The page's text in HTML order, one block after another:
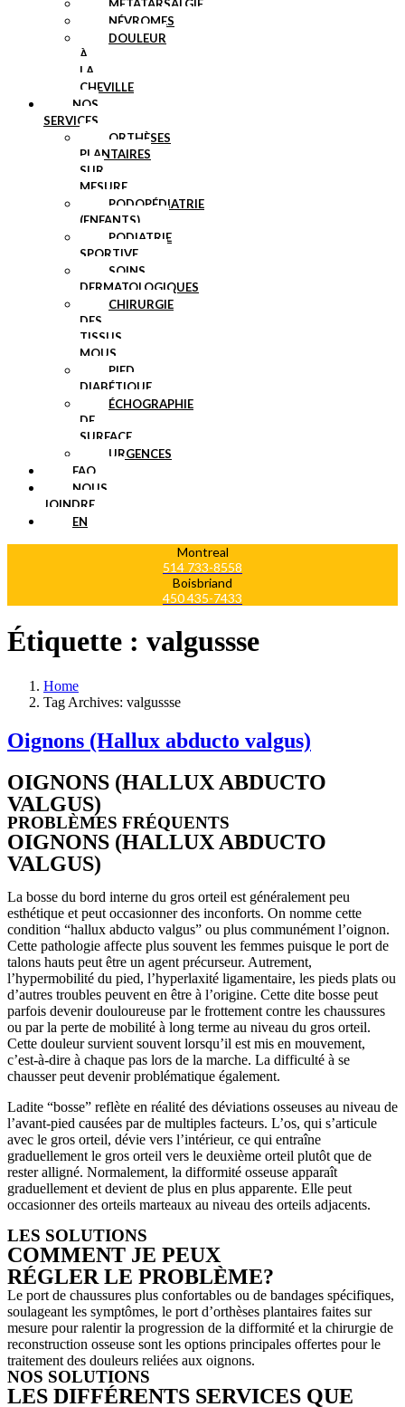
MÉTATARSALGIE
NÉVROMES
DOULEUR
À
LA
CHEVILLE
NOS
SERVICES
ORTHÈSES
PLANTAIRES
SUR
MESURE
PODOPÉDIATRIE
(ENFANTS)
PODIATRIE
SPORTIVE
SOINS
DERMATOLOGIQUES
CHIRURGIE
DES
TISSUS
MOUS
PIED
DIABÉTIQUE
ÉCHOGRAPHIE
DE
SURFACE
URGENCES
FAQ
NOUS
JOINDRE
EN
Montreal
514 733-8558
Boisbriand
450 435-7433
Étiquette : valgussse
Home
Tag Archives: valgussse
Oignons (Hallux abducto valgus)
OIGNONS (HALLUX ABDUCTO
VALGUS)
PROBLÈMES FRÉQUENTS
OIGNONS (HALLUX ABDUCTO
VALGUS)
La bosse du bord interne du gros orteil est généralement peu
esthétique et peut occasionner des inconforts. On nomme cette
condition “hallux abducto valgus” ou plus communément l’oignon.
Cette pathologie affecte plus souvent les femmes puisque le port de
talons hauts peut être un agent précurseur. Autrement,
l’hypermobilité du pied, l’hyperlaxité ligamentaire, les pieds plats ou
d’autres troubles peuvent en être à l’origine. Cette dite bosse peut
parfois devenir douloureuse par le frottement contre les chaussures
ou par la perte de mobilité à long terme au niveau du gros orteil.
Cette douleur survient souvent lorsqu’il est mis en mouvement,
c’est-à-dire à chaque pas lors de la marche. La difficulté à se
chausser peut devenir problématique également.
Ladite “bosse” reflète en réalité des déviations osseuses au niveau de
l’avant-pied causées par de multiples facteurs. L’os, qui s’articule
avec le gros orteil, dévie vers l’intérieur, ce qui entraîne
graduellement le gros orteil vers le deuxième orteil plutôt que de
rester alligné. Normalement, la difformité osseuse apparaît
graduellement et devient de plus en plus apparente. Elle peut
occasionner des orteils marteaux au niveau des orteils adjacents.
LES SOLUTIONS
COMMENT JE PEUX
RÉGLER LE PROBLÈME?
Le port de chaussures plus confortables ou de bandages spécifiques,
soulageant les symptômes, le port d’orthèses plantaires faites sur
mesure pour ralentir la progression de la difformité et la chirurgie de
reconstruction osseuse sont les options principales offertes pour le
traitement des douleurs reliées aux oignons.
NOS SOLUTIONS
LES DIFFÉRENTS SERVICES QUE